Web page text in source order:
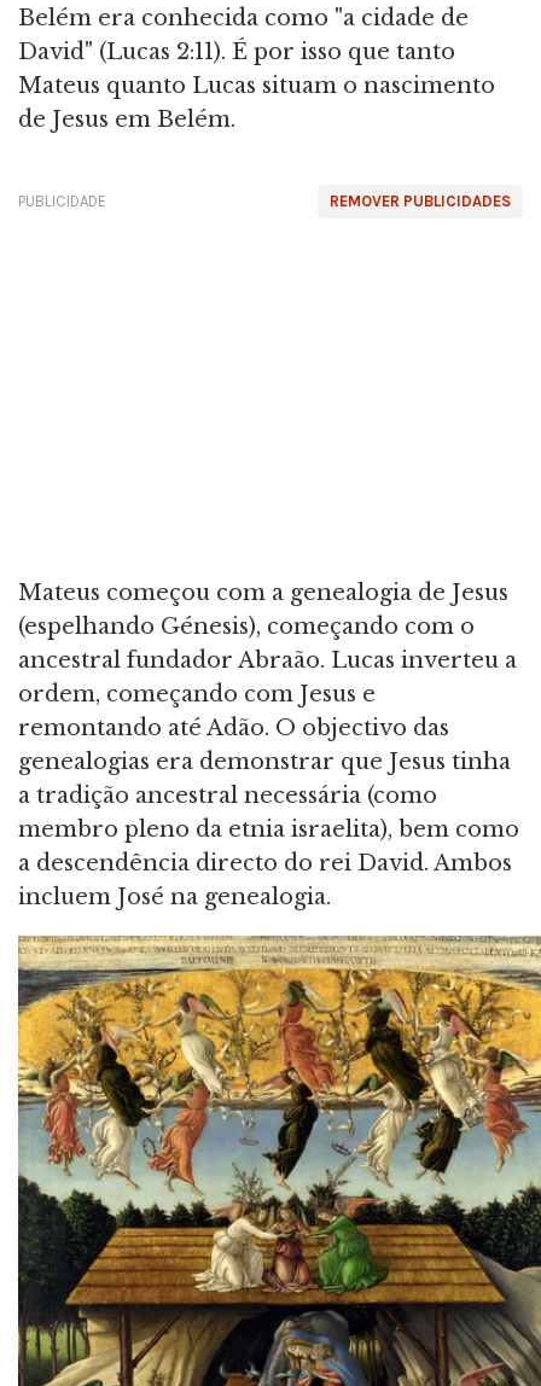
Belém era conhecida como "a cidade de
David" (Lucas 2:11). É por isso que tanto
Mateus quanto Lucas situam o nascimento
de Jesus em Belém.
REMOVER PUBLICIDADES
PUBLICIDADE
Mateus começou com a genealogia de Jesus
(espelhando Génesis), começando com o
ancestral fundador Abraão. Lucas inverteu a
ordem, começando com Jesus e
remontando até Adão. O objectivo das
genealogias era demonstrar que Jesus tinha
a tradição ancestral necessária (como
membro pleno da etnia israelita), bem como
a descendência directo do rei David. Ambos
incluem José na genealogia.